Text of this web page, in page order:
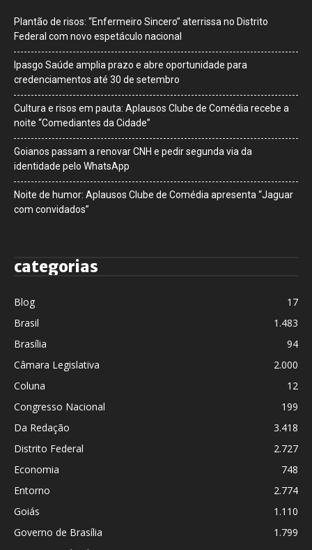
Plantão de risos: “Enfermeiro Sincero” aterrissa no Distrito
Federal com novo espetáculo nacional
Ipasgo Saúde amplia prazo e abre oportunidade para
credenciamentos até 30 de setembro
Cultura e risos em pauta: Aplausos Clube de Comédia recebe a
noite “Comediantes da Cidade”
Goianos passam a renovar CNH e pedir segunda via da
identidade pelo WhatsApp
Noite de humor: Aplausos Clube de Comédia apresenta “Jaguar
com convidados”
categorias
Blog
17
Brasil
1.483
Brasília
94
Câmara Legislativa
2.000
Coluna
12
Congresso Nacional
199
Da Redação
3.418
Distrito Federal
2.727
Economia
748
Entorno
2.774
Goiás
1.110
Governo de Brasília
1.799